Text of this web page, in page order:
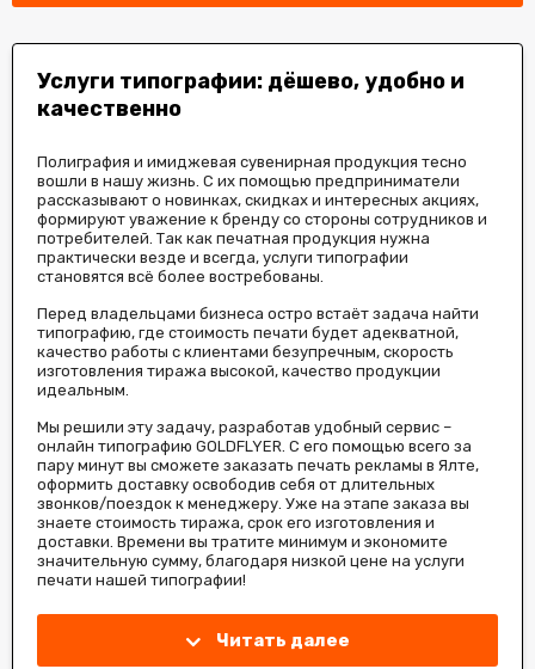
Услуги типографии: дёшево, удобно и
качественно
Полиграфия и имиджевая сувенирная продукция тесно
вошли в нашу жизнь. С их помощью предприниматели
рассказывают о новинках, скидках и интересных акциях,
формируют уважение к бренду со стороны сотрудников и
потребителей. Так как печатная продукция нужна
практически везде и всегда, услуги типографии
становятся всё более востребованы.
Перед владельцами бизнеса остро встаёт задача найти
типографию, где стоимость печати будет адекватной,
качество работы с клиентами безупречным, скорость
изготовления тиража высокой, качество продукции
идеальным.
Мы решили эту задачу, разработав удобный сервис –
онлайн типографию GOLDFLYER. С его помощью всего за
пару минут вы сможете заказать печать рекламы в Ялте,
оформить доставку освободив себя от длительных
звонков/поездок к менеджеру. Уже на этапе заказа вы
знаете стоимость тиража, срок его изготовления и
доставки. Времени вы тратите минимум и экономите
значительную сумму, благодаря низкой цене на услуги
печати нашей типографии!
Читать далее